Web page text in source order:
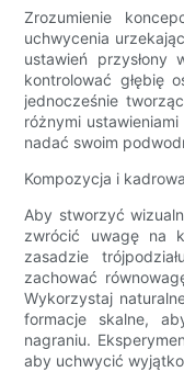
Zrozumienie
uchwycenia
ustawień przysłony
kontrolować głębię
jednocześnie
różnymi
nadać swoim
Kompozycja i
Aby stworzyć
zwrócić uwagę na
zasadzie
zachować
Wykorzystaj
formacje skalne,
nagraniu.
aby uchwycić